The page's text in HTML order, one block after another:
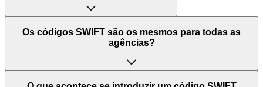
O acrónimo SWIFT significa "Society for Worldwide
Interbank Financial Telecommunication (Sociedade para
Mundiais)". Trata-se de uma rede mundial onde se
processam pagamentos entre países. Por outro lado, BIC
Os códigos SWIFT são os mesmos para todas as
agências?